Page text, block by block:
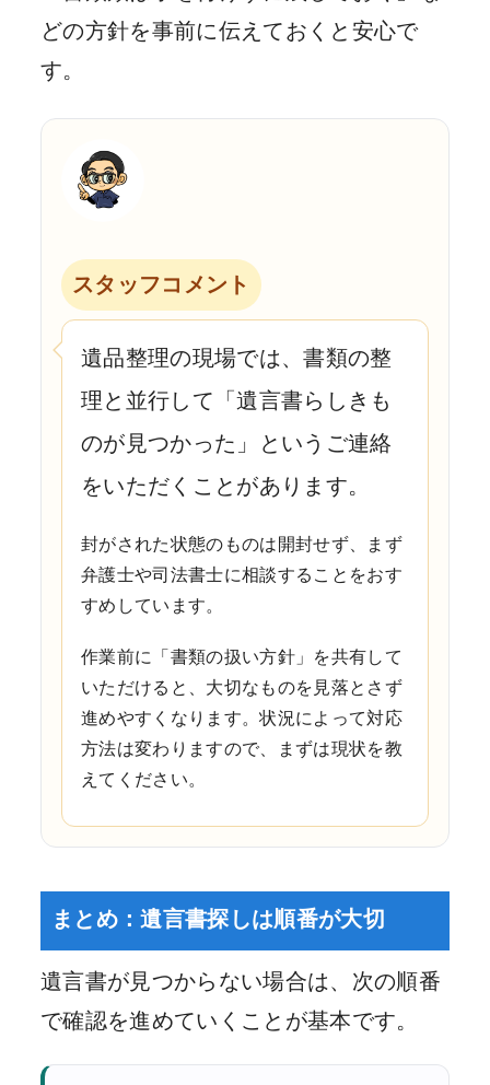
どの方針を事前に伝えておくと安心で
す。
スタッフコメント
遺品整理の現場では、書類の整
理と並行して「遺言書らしきも
のが見つかった」というご連絡
をいただくことがあります。
封がされた状態のものは開封せず、まず
弁護士や司法書士に相談することをおす
すめしています。
作業前に「書類の扱い方針」を共有して
いただけると、大切なものを見落とさず
進めやすくなります。状況によって対応
方法は変わりますので、まずは現状を教
えてください。
まとめ：遺言書探しは順番が大切
遺言書が見つからない場合は、次の順番
で確認を進めていくことが基本です。